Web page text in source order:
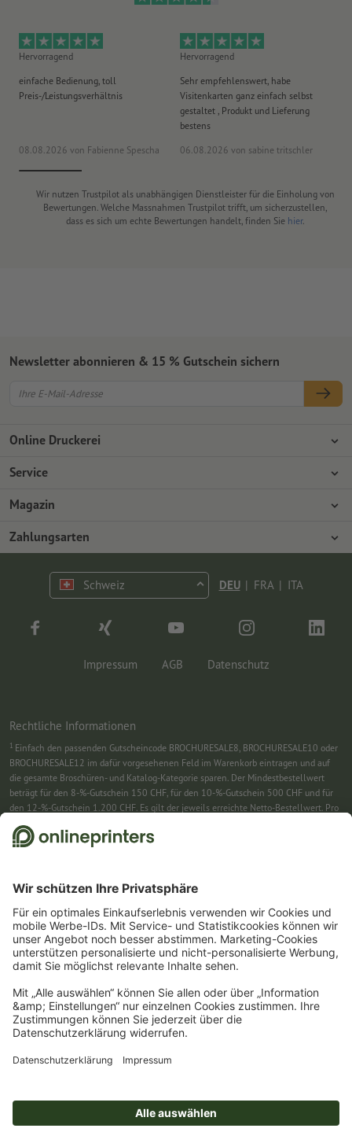
Hervorragend
einfache Bedienung, toll
Preis-/Leistungsverhältnis
08.08.2026 von Fabienne Spescha
Hervorragend
Sehr empfehlenswert, habe
Visitenkarten ganz einfach selbst
gestaltet , Produkt und Lieferung
bestens
06.08.2026 von sabine tritschler
Wir nutzen Trustpilot als unabhängigen Dienstleister für die Einholung von
Bewertungen. Welche Massnahmen Trustpilot trifft, um sicherzustellen,
dass es sich um echte Bewertungen handelt, finden Sie hier.
Online Druckerei
Über Onlineprinters
Presse
Umweltschutz
Service
Zahlungsarten
Versand
op.premium
Magazin
Design
Druck & Insights
Tutorials
Zahlungsarten
Newsletter abonnieren & 15 % Gutschein sichern
Schweiz DEU | FRA | ITA
Impressum AGB Datenschutz
Rechtliche Informationen
1 Einfach den passenden Gutscheincode BROCHURESALE8, BROCHURESALE10 oder
BROCHURESALE12 im dafür vorgesehenen Feld im Warenkorb eintragen und auf
die gesamte Broschüren- und Katalog-Kategorie sparen. Der Mindestbestellwert
beträgt für den 8-%-Gutschein 150 CHF, für den 10-%-Gutschein 500 CHF und für
den 12-%-Gutschein 1.200 CHF. Es gilt der jeweils erreichte Netto-Bestellwert. Pro
Bestellung ist nur ein Gutscheincode einlösbar. Mehrfach einlösbar. Keine
Barauszahlung. Nicht mit weiteren Aktionen kombinierbar. Die Aktion gilt bis
Warenkorb eintragen und auf ausgewählte Produkte sparen. Kein
Mindestbestellwert. Mehrfach einlösbar. Keine Barauszahlung. Nicht mit weiteren
Aktionen kombinierbar. Die Aktion gilt bis einschliesslich 31.08.2026.
3 Einfach den Gutscheincode STICKYNOTES26-20 im dafür vorgesehenen Feld im
Warenkorb eintragen und auf ausgewählte Produkte sparen. Kein
Aktionen kombinierbar. Die Aktion gilt bis einschliesslich 31.08.2026.
4Sie erhalten zunächst eine E-Mail, in der Sie die Anmeldung zum Newsletter durch
einen Klick bestätigen. Erst dann senden wir Ihnen den Rabattcode und künftig
Maximale Höhe des Rabatts: 150 CHF des Bestellwerts (netto). Einmalig einlösbar.